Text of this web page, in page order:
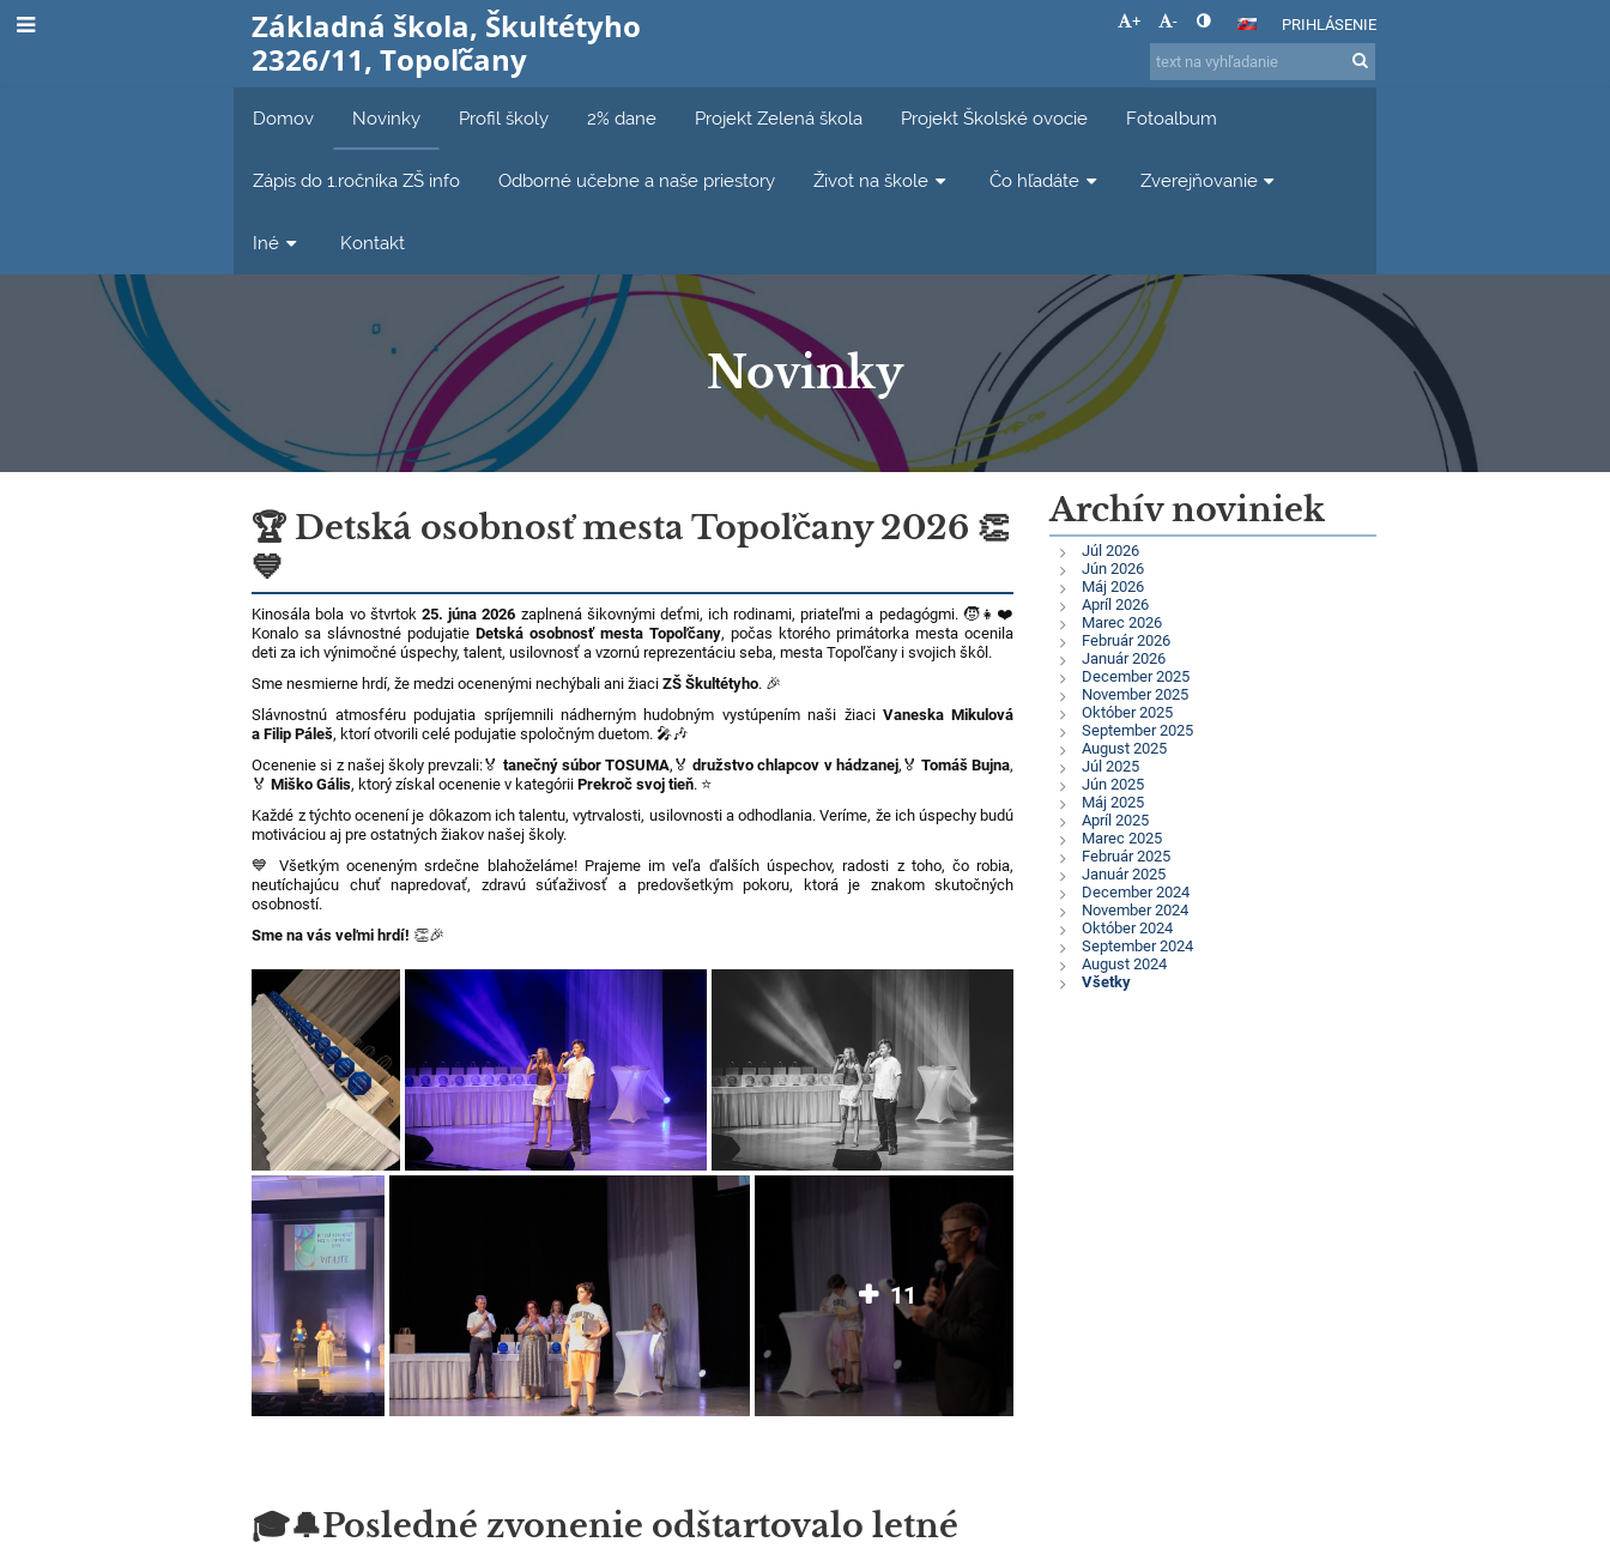
Základná škola, Škultétyho
2326/11, Topoľčany
+ - PRIHLÁSENIE
Domov Novinky Profil školy 2% dane Projekt Zelená škola Projekt Školské ovocie Fotoalbum
Zápis do 1.ročníka ZŠ info Odborné učebne a naše priestory Život na škole Čo hľadáte Zverejňovanie
Iné Kontakt
Novinky
Novinky
🏆 Detská osobnosť mesta Topoľčany 2026 👏
💙
Kinosála bola vo štvrtok 25. júna 2026 zaplnená šikovnými deťmi, ich rodinami, priateľmi a pedagógmi. 🧒👧❤️
Konalo sa slávnostné podujatieDetská osobnosť mesta Topoľčany, počas ktorého primátorka mesta ocenila
deti za ich výnimočné úspechy, talent, usilovnosť a vzornú reprezentáciu seba, mesta Topoľčany i svojich škôl.
Sme nesmierne hrdí, že medzi ocenenými nechýbali ani žiaciZŠ Škultétyho. 🎉
Slávnostnú atmosféru podujatia spríjemnili nádherným hudobným vystúpením naši žiaci Vaneska Mikulová
a Filip Páleš, ktorí otvorili celé podujatie spoločným duetom. 🎤🎶
Ocenenie si z našej školy prevzali:🏅 tanečný súbor TOSUMA, 🏅družstvo chlapcov v hádzanej, 🏅Tomáš Bujna,
🏅Miško Gális, ktorý získal ocenenie v kategóriiPrekroč svoj tieň. ⭐
Každé z týchto ocenení je dôkazom ich talentu, vytrvalosti, usilovnosti a odhodlania. Veríme, že ich úspechy budú
motiváciou aj pre ostatných žiakov našej školy.
💙 Všetkým oceneným srdečne blahoželáme! Prajeme im veľa ďalších úspechov, radosti z toho, čo robia,
neutíchajúcu chuť napredovať, zdravú súťaživosť a predovšetkým pokoru, ktorá je znakom skutočných
osobností.
Sme na vás veľmi hrdí! 👏🎉
11
🎓🔔Posledné zvonenie odštartovalo letné
Archív noviniek
Júl 2026
Jún 2026
Máj 2026
Apríl 2026
Marec 2026
Február 2026
Január 2026
December 2025
November 2025
Október 2025
September 2025
August 2025
Júl 2025
Jún 2025
Máj 2025
Apríl 2025
Marec 2025
Február 2025
Január 2025
December 2024
November 2024
Október 2024
September 2024
August 2024
Všetky